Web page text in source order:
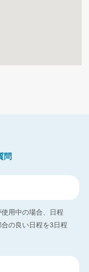
問
用中の場合、日程
の良い日程を3日程